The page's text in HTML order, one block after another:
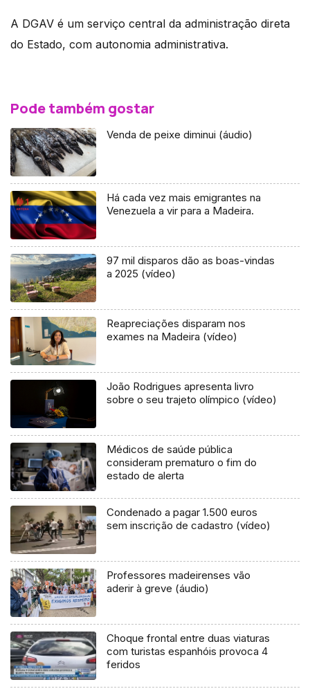
A DGAV é um serviço central da administração direta
do Estado, com autonomia administrativa.
Pode também gostar
Venda de peixe diminui (áudio)
Há cada vez mais emigrantes na
Venezuela a vir para a Madeira.
97 mil disparos dão as boas-vindas
a 2025 (vídeo)
Reapreciações disparam nos
exames na Madeira (vídeo)
João Rodrigues apresenta livro
sobre o seu trajeto olímpico (vídeo)
Médicos de saúde pública
consideram prematuro o fim do
estado de alerta
Condenado a pagar 1.500 euros
sem inscrição de cadastro (vídeo)
Professores madeirenses vão
aderir à greve (áudio)
Choque frontal entre duas viaturas
com turistas espanhóis provoca 4
feridos